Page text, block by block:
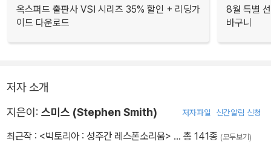
옥스퍼드 출판사 VSI 시리즈 35% 할인 + 리딩가
이드 다운로드
8월 특별
바구니
저자 소개
지은이: 스미스 (Stephen Smith) 저자파일 신간알림 신청
최근작 : <빅토리아 : 성주간 레스폰소리움> … 총 141종 (모두보기)